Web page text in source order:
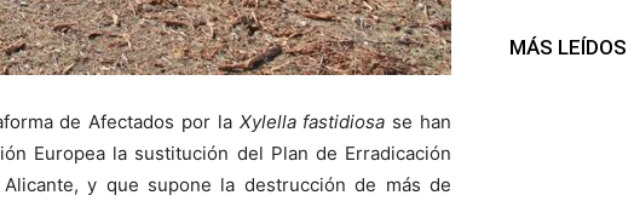
de Afectados por la Xylella fastidiosa se han
Europea la sustitución del Plan de Erradicación
y que supone la destrucción de más de
MÁS LEÍDOS